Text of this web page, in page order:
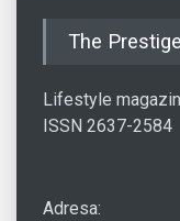
The
Lifestyle
ISSN 2637-2584
Adresa: